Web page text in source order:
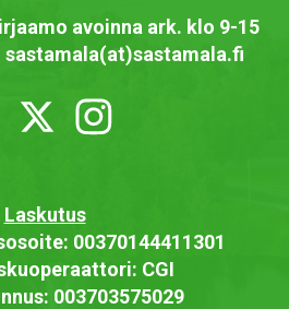
avoinna ark. klo 9-15
sastamala(at)sastamala.fi
Laskutus
00370144411301
CGI
003703575029